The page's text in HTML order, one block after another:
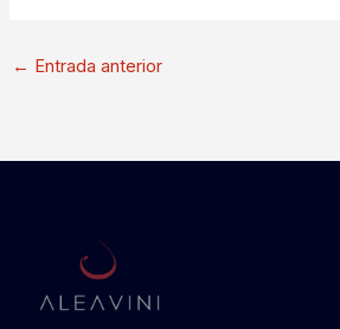
← Entrada anterior